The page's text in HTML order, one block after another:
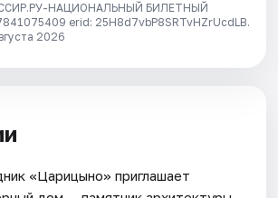
НАЦИОНАЛЬНЫЙ БИЛЕТНЫЙ
erid: 25H8d7vbP8SRTvHZrUcdLB.
2026
«Царицыно» приглашает